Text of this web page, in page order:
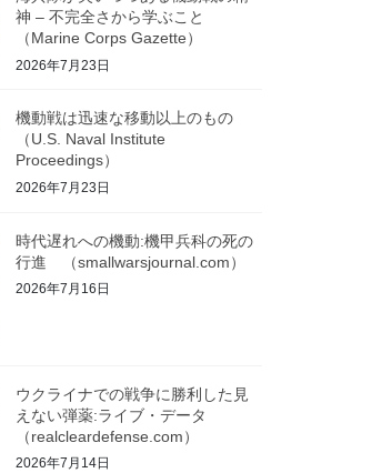
神 – 不完全さから学ぶこと
（Marine Corps Gazette）
2026年7月23日
機動戦は迅速な移動以上のもの
（U.S. Naval Institute
Proceedings）
2026年7月23日
時代遅れへの機動:機甲兵科の死の
行進 （smallwarsjournal.com）
2026年7月16日
ウクライナでの戦争に勝利した見
えない弾薬:ライブ・データ
（realcleardefense.com）
2026年7月14日